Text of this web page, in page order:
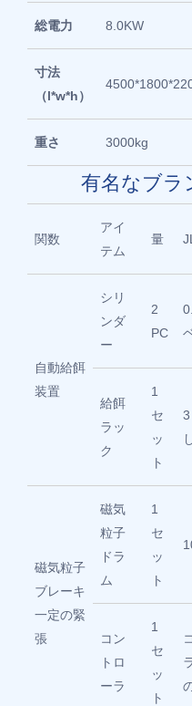
総電力 8.0KW
寸法
（l*w*h）
重さ 3000kg
有名なブラ
関数
アイ
テム
量
自動給餌
装置
シリ
ンダ
ー
2
PC
給餌
ラッ
ク
1
セ
ッ
ト
磁気粒子
ブレーキ
一定の緊
張
磁気
粒子
ドラ
ム
1
セ
ッ
ト
コン
トロ
ーラ
1
セ
ッ
ト